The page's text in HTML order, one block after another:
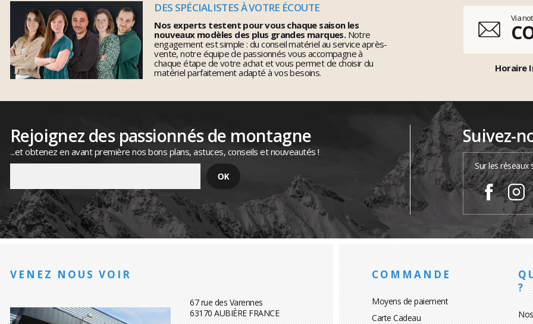
DES SPÉCIALISTES À VOTRE ÉCOUTE
Nos experts testent pour vous chaque saison les
nouveaux modèles des plus grandes marques.Notre
engagement est simple : du conseil matériel au service après-
vente, notre équipe de passionnés vous accompagne à
chaque étape de votre achat et vous permet de choisir du
matériel parfaitement adapté à vos besoins.
Via
Horaire
Rejoignez des passionnés de montagne
...et obtenez en avant première nos bons plans, astuces, conseils et nouveautés !
Suivez-
Sur les réseaux
VENEZ NOUS VOIR
67 rue des Varennes
63170 AUBIÈRE FRANCE
COMMANDE
Moyens de paiement
Carte Cadeau
?